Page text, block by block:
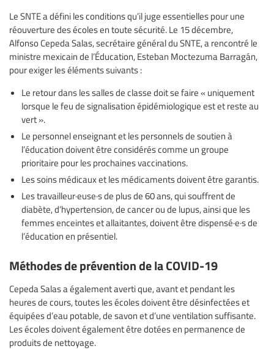
Le SNTE a défini les conditions qu’il juge essentielles pour une
réouverture des écoles en toute sécurité. Le 15 décembre,
Alfonso Cepeda Salas, secrétaire général du SNTE, a rencontré le
ministre mexicain de l’Éducation, Esteban Moctezuma Barragán,
pour exiger les éléments suivants :
Le retour dans les salles de classe doit se faire « uniquement
lorsque le feu de signalisation épidémiologique est et reste au
vert ».
Le personnel enseignant et les personnels de soutien à
l’éducation doivent être considérés comme un groupe
prioritaire pour les prochaines vaccinations.
Les soins médicaux et les médicaments doivent être garantis.
Les travailleur·euse·s de plus de 60 ans, qui souffrent de
diabète, d’hypertension, de cancer ou de lupus, ainsi que les
femmes enceintes et allaitantes, doivent être dispensé·e·s de
l’éducation en présentiel.
Méthodes de prévention de la COVID-19
Cepeda Salas a également averti que, avant et pendant les
heures de cours, toutes les écoles doivent être désinfectées et
équipées d’eau potable, de savon et d’une ventilation suffisante.
Les écoles doivent également être dotées en permanence de
produits de nettoyage.